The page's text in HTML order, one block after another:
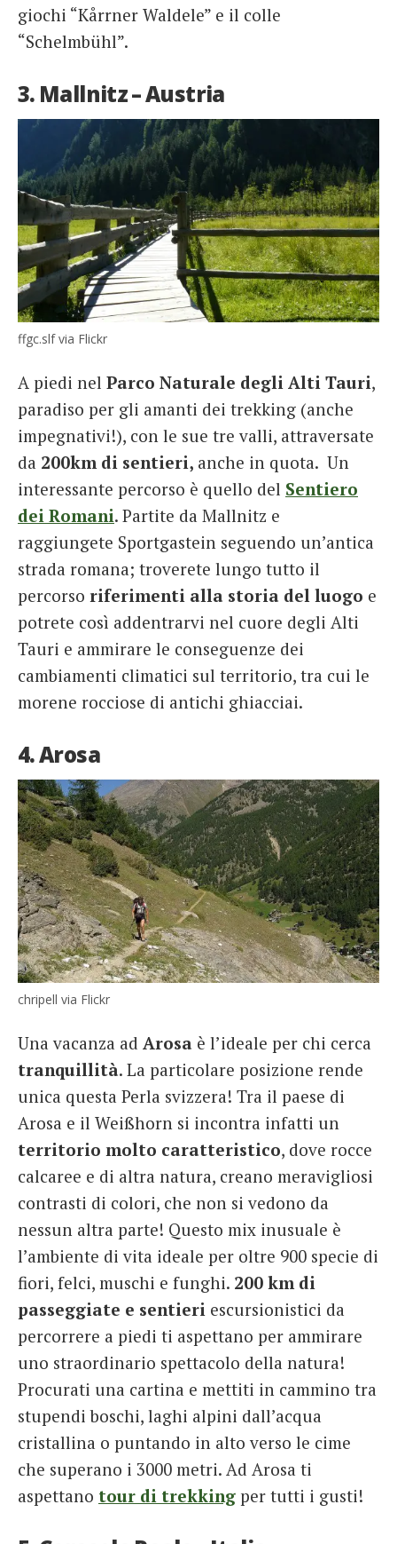
giochi “Kårrner Waldele” e il colle
“Schelmbühl”.
3. Mallnitz – Austria
ffgc.slf via Flickr
A piedi nel Parco Naturale degli Alti Tauri,
paradiso per gli amanti dei trekking (anche
impegnativi!), con le sue tre valli, attraversate
da 200km di sentieri, anche in quota. Un
interessante percorso è quello del Sentiero
dei Romani. Partite da Mallnitz e
raggiungete Sportgastein seguendo un’antica
strada romana; troverete lungo tutto il
percorso riferimenti alla storia del luogo e
potrete così addentrarvi nel cuore degli Alti
Tauri e ammirare le conseguenze dei
cambiamenti climatici sul territorio, tra cui le
morene rocciose di antichi ghiacciai.
4. Arosa
chripell via Flickr
Una vacanza ad Arosa è l’ideale per chi cerca
tranquillità. La particolare posizione rende
unica questa Perla svizzera! Tra il paese di
Arosa e il Weißhorn si incontra infatti un
territorio molto caratteristico, dove rocce
calcaree e di altra natura, creano meravigliosi
contrasti di colori, che non si vedono da
nessun altra parte! Questo mix inusuale è
l’ambiente di vita ideale per oltre 900 specie di
fiori, felci, muschi e funghi. 200 km di
passeggiate e sentieri escursionistici da
percorrere a piedi ti aspettano per ammirare
uno straordinario spettacolo della natura!
Procurati una cartina e mettiti in cammino tra
stupendi boschi, laghi alpini dall’acqua
cristallina o puntando in alto verso le cime
che superano i 3000 metri. Ad Arosa ti
aspettano tour di trekking per tutti i gusti!